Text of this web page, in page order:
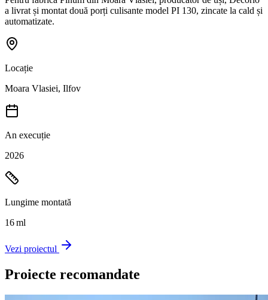
a livrat și montat două porți culisante model PI 130, zincate la cald și
automatizate.
Locație
Moara Vlasiei, Ilfov
An execuție
2026
Lungime montată
16ml
Vezi proiectul
Proiecte recomandate